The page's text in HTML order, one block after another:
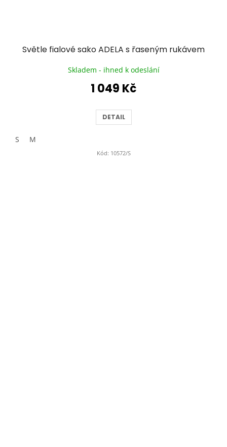
Světle fialové sako ADELA s řaseným rukávem
Skladem - ihned k odeslání
1 049 Kč
DETAIL
S M
Kód: 10572/S